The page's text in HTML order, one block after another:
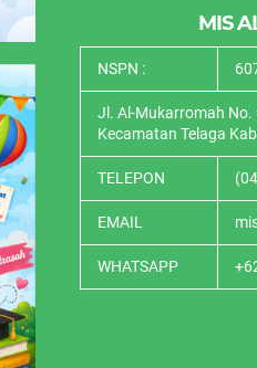
MIS
NSPN :
Jl. Al-Mukarromah
Kecamatan Telaga
TELEPON
EMAIL
WHATSAPP